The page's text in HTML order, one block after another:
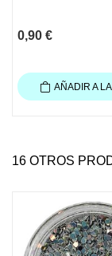
0,90 €
AÑADIR A
16 OTROS